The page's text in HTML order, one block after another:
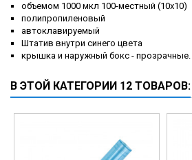
объемом 1000 мкл 100-местный (10x10)
полипропиленовый
автоклавируемый
Штатив внутри синего цвета
крышка и наружный бокс - прозрачные.
В ЭТОЙ КАТЕГОРИИ 12 ТОВАРОВ: